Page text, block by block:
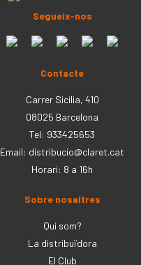
Segueix-nos
Contacte
Carrer Sicília, 410
08025 Barcelona
Tel: 933425653
Email: distribucio@claret.cat
Horari: 8 a 16h
Sobre nosaltres
Qui som?
La distribuïdora
El Club